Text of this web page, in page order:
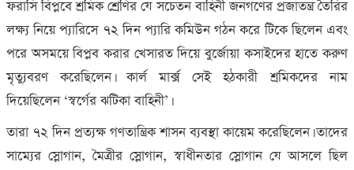
ফরাসি বিপ্লবে শ্রমিক শ্রেণির যে সচেতন বাহিনী জনগণের প্রজাতন্ত্র তৈরির
লক্ষ্য নিয়ে প্যারিসে ৭২ দিন প্যারি কমিউন গঠন করে টিকে ছিলেন এবং
পরে অসময়ে বিপ্লব করার খেসারত দিয়ে বুর্জোয়া কসাইদের হাতে করুণ
মৃত্যুবরণ করেছিলেন। কার্ল মার্ক্স সেই হঠকারী শ্রমিকদের নাম
দিয়েছিলেন ‘স্বর্গের ঝটিকা বাহিনী’।
তারা ৭২ দিন প্রত্যক্ষ গণতান্ত্রিক শাসন ব্যবস্থা কায়েম করেছিলেন। তাদের
সাম্যের স্লোগান, মৈত্রীর স্লোগান, স্বাধীনতার স্লোগান যে আসলে ছিল